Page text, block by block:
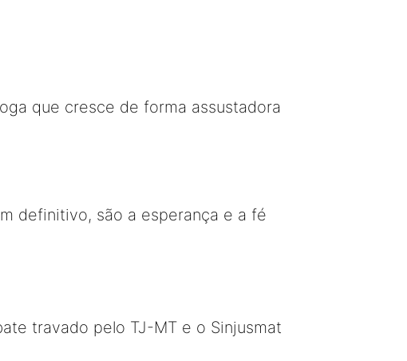
que cresce de forma assustadora
definitivo, são a esperança e a fé
travado pelo TJ-MT e o Sinjusmat